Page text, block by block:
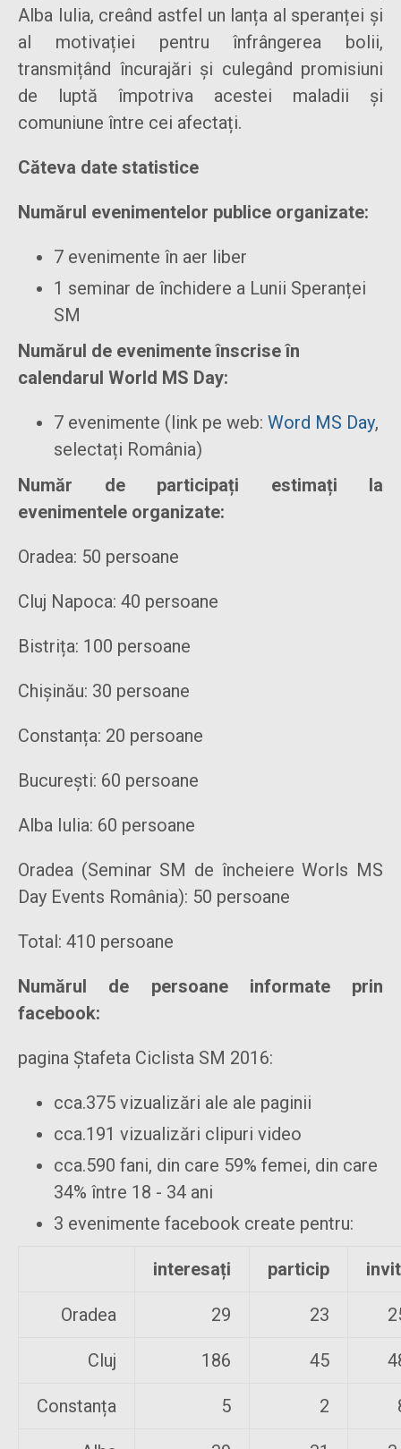
Alba Iulia, creând astfel un lanța al speranței și
al motivației pentru înfrângerea bolii,
transmițând încurajări și culegând promisiuni
de luptă împotriva acestei maladii și
comuniune între cei afectați.
Căteva date statistice
Numărul evenimentelor publice organizate:
7 evenimente în aer liber
1 seminar de închidere a Lunii Speranței
SM
Numărul de evenimente înscrise în
calendarul World MS Day:
7 evenimente (link pe web: Word MS Day,
selectați România)
Număr de participați estimați la
evenimentele organizate:
Oradea: 50 persoane
Cluj Napoca: 40 persoane
Bistrița: 100 persoane
Chișinău: 30 persoane
Constanța: 20 persoane
București: 60 persoane
Alba Iulia: 60 persoane
Oradea (Seminar SM de încheiere Worls MS
Day Events România): 50 persoane
Total: 410 persoane
Numărul de persoane informate prin
facebook:
pagina Ștafeta Ciclista SM 2016:
cca.375 vizualizări ale ale paginii
cca.191 vizualizări clipuri video
cca.590 fani, din care 59% femei, din care
34% între 18 - 34 ani
3 evenimente facebook create pentru:
interesați particip
Oradea 29 23
Cluj 186 45
Constanța 5 2